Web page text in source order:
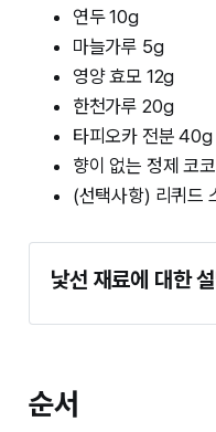
연두 10g
마늘가루 5g
영양 효모 12g
한천가루 20g
타피오카 전분 40g
향이 없는 정제 코
(선택사항) 리퀴드
낯선 재료에 대한
한천가루 : 치즈
순서